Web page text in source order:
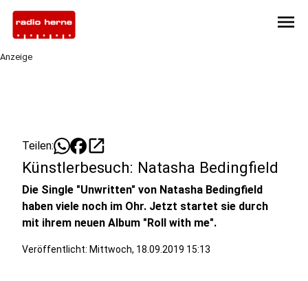
menu
Anzeige
Teilen: open_in_new
Künstlerbesuch: Natasha Bedingfield
Die Single "Unwritten" von Natasha Bedingfield
haben viele noch im Ohr. Jetzt startet sie durch
mit ihrem neuen Album "Roll with me".
Veröffentlicht: Mittwoch, 18.09.2019 15:13